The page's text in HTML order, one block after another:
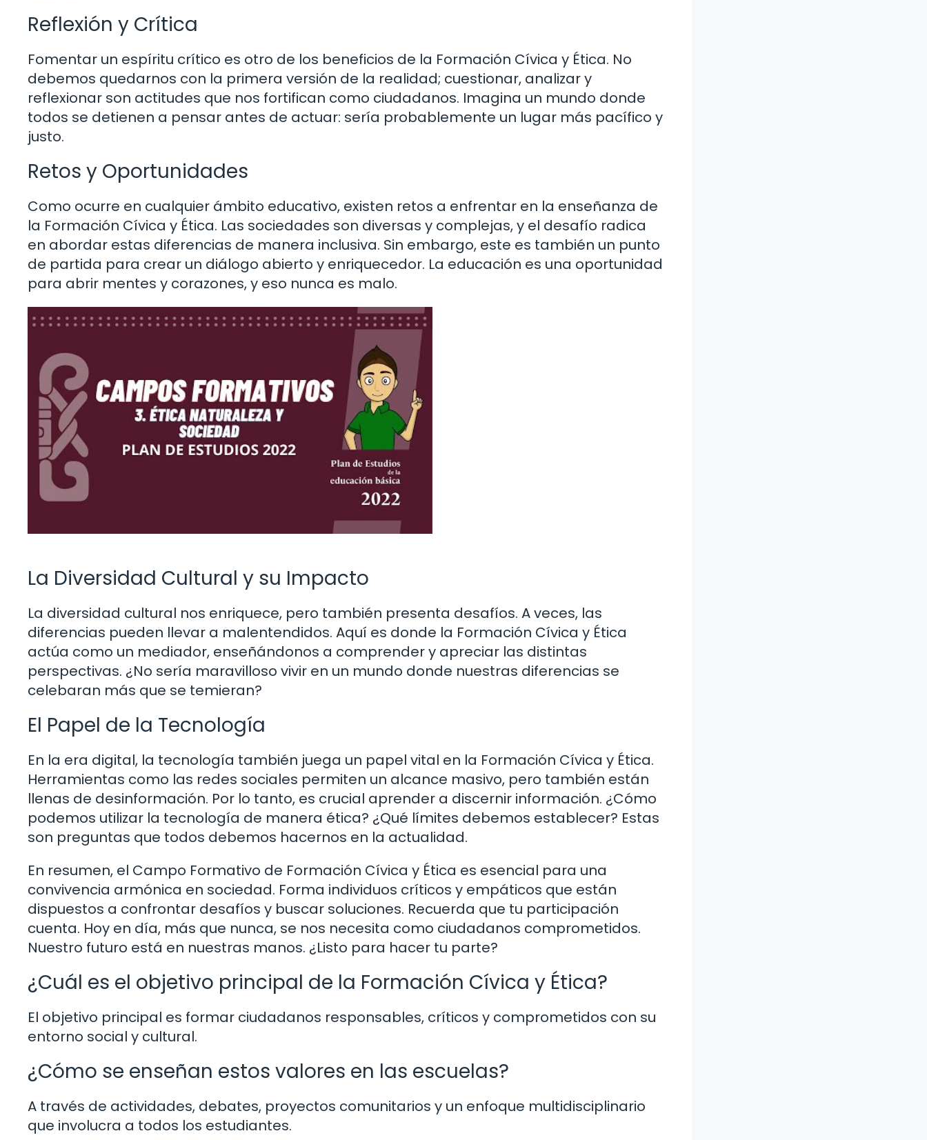
Reflexión y Crítica
Fomentar un espíritu crítico es otro de los beneficios de la Formación Cívica y Ética. No
debemos quedarnos con la primera versión de la realidad; cuestionar, analizar y
reflexionar son actitudes que nos fortifican como ciudadanos. Imagina un mundo donde
todos se detienen a pensar antes de actuar: sería probablemente un lugar más pacífico y
justo.
Retos y Oportunidades
Como ocurre en cualquier ámbito educativo, existen retos a enfrentar en la enseñanza de
la Formación Cívica y Ética. Las sociedades son diversas y complejas, y el desafío radica
en abordar estas diferencias de manera inclusiva. Sin embargo, este es también un punto
de partida para crear un diálogo abierto y enriquecedor. La educación es una oportunidad
para abrir mentes y corazones, y eso nunca es malo.
La Diversidad Cultural y su Impacto
La diversidad cultural nos enriquece, pero también presenta desafíos. A veces, las
diferencias pueden llevar a malentendidos. Aquí es donde la Formación Cívica y Ética
actúa como un mediador, enseñándonos a comprender y apreciar las distintas
perspectivas. ¿No sería maravilloso vivir en un mundo donde nuestras diferencias se
celebaran más que se temieran?
El Papel de la Tecnología
En la era digital, la tecnología también juega un papel vital en la Formación Cívica y Ética.
Herramientas como las redes sociales permiten un alcance masivo, pero también están
llenas de desinformación. Por lo tanto, es crucial aprender a discernir información. ¿Cómo
podemos utilizar la tecnología de manera ética? ¿Qué límites debemos establecer? Estas
son preguntas que todos debemos hacernos en la actualidad.
En resumen, el Campo Formativo de Formación Cívica y Ética es esencial para una
convivencia armónica en sociedad. Forma individuos críticos y empáticos que están
dispuestos a confrontar desafíos y buscar soluciones. Recuerda que tu participación
cuenta. Hoy en día, más que nunca, se nos necesita como ciudadanos comprometidos.
Nuestro futuro está en nuestras manos. ¿Listo para hacer tu parte?
¿Cuál es el objetivo principal de la Formación Cívica y Ética?
El objetivo principal es formar ciudadanos responsables, críticos y comprometidos con su
entorno social y cultural.
¿Cómo se enseñan estos valores en las escuelas?
A través de actividades, debates, proyectos comunitarios y un enfoque multidisciplinario
que involucra a todos los estudiantes.